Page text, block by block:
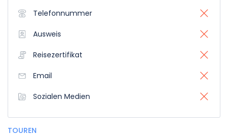
Telefonnummer
Ausweis
Reisezertifikat
Email
Sozialen Medien
TOUREN